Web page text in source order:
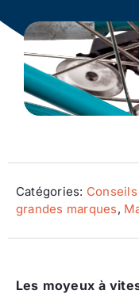
Actualité
Ecologie
Catégories:
grandes marques,
Les moyeux à